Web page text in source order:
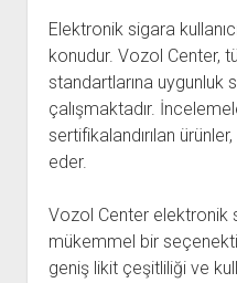
Elektronik sigara
konudur. Vozol Center,
standartlarına uygunluk
çalışmaktadır.
sertifikalandırılan
eder.
Vozol Center elektronik
mükemmel bir
geniş likit çeşitliliği ve